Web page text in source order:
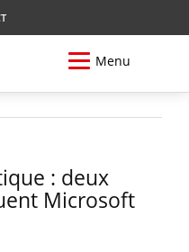
Menu
: deux
Microsoft